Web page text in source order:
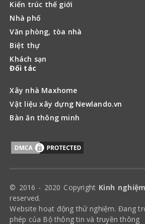
Kiến trúc thế giới
Nhà phố
Văn phòng, tòa nhà
Biệt thự
Khách sạn
Đối tác
Xây nhà Maxhome
Vật liệu xây dựng Newlando.vn
Bàn ăn thông minh
© 2016 - 2020 Copyright Kinh
reserved.
Website hoạt động thử nghiệm. Đang
phép của Bộ thông tin và truyền thông